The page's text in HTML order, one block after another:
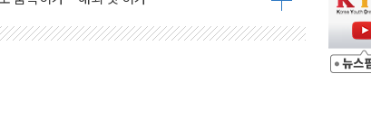
대홈쇼핑 1.2조 투자자산 떼낸다
안전 점검 강화
트식 QE..."연준에 부담 가중"